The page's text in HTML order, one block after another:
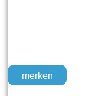
merken